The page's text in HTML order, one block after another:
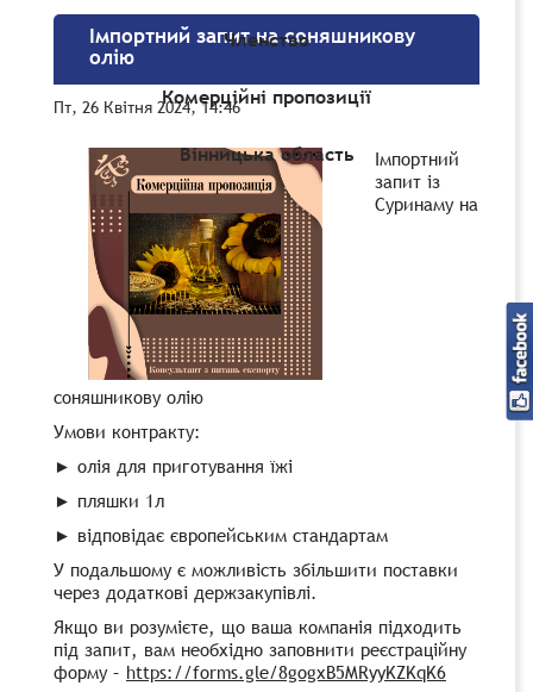
Членство
Комерційні пропозиції
Вінницька область
Імпортний запит на соняшникову
олію
Пт, 26 Квітня 2024, 14:46
Імпортний
запит із
Суринаму на
соняшникову олію
Умови контракту:
► олія для приготування їжі
► пляшки 1л
► відповідає європейським стандартам
У подальшому є можливість збільшити поставки
через додаткові держзакупівлі.
Якщо ви розумієте, що ваша компанія підходить
під запит, вам необхідно заповнити реєстраційну
форму – https://forms.gle/8gogxB5MRyyKZKqK6